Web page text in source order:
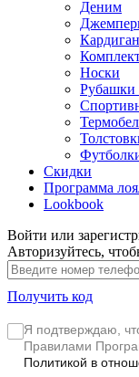
Деним
Носки
Рубашки
Скидки
Программа
Lookbook
Войти или
Авторизуйтесь,
Получить код
Я подтверждаю,
Правилами
Политикой в